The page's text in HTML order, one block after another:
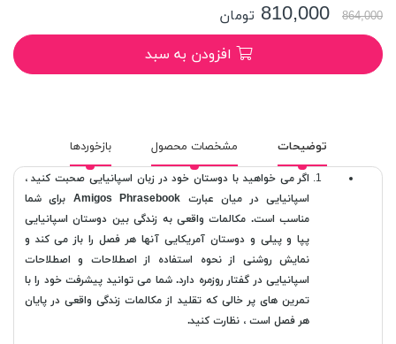
864,000
810,000 تومان
افزودن به سبد
توضیحات مشخصات محصول بازخوردها
اگر می خواهید با دوستان خود در زبان اسپانیایی صحبت کنید ،
اسپانیایی در میان عبارت Amigos Phrasebook برای شما
مناسب است. مکالمات واقعی به زندگی بین دوستان اسپانیایی
پپا و پیلی و دوستان آمریکایی آنها هر فصل را باز می کند و
نمایش روشنی از نحوه استفاده از اصطلاحات و اصطلاحات
اسپانیایی در گفتار روزمره دارد. شما می توانید پیشرفت خود را با
تمرین های پر خالی که تقلید از مکالمات زندگی واقعی در پایان
هر فصل است ، نظارت کنید.